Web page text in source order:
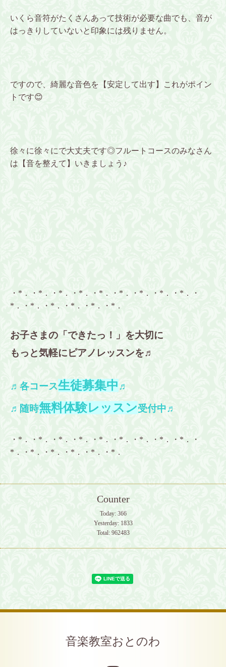
いくら音符がたくさんあって技術が必要な曲でも、音が
はっきりしていないと印象には残りません。
ですので、綺麗な音色を【安定して出す】これがポイン
トです😊
徐々に徐々にで大丈夫です◎フルートコースのみなさん
は【音を整えて】いきましょう♪
・*．・*．・*．・*．・*．・*．・*．・*．・*．・
*．・*．・*．・*．・*．・*．
お子さまの「できたっ！」を大切に
もっと気軽にピアノレッスンを♬
♬各コース生徒募集中♬
♬随時無料体験レッスン受付中♬
・*．・*．・*．・*．・*．・*．・*．・*．・*．・
*．・*．・*．・*．・*．・*．
Counter
Today: 366
Yesterday: 1833
Total: 962483
音楽教室おとのわ